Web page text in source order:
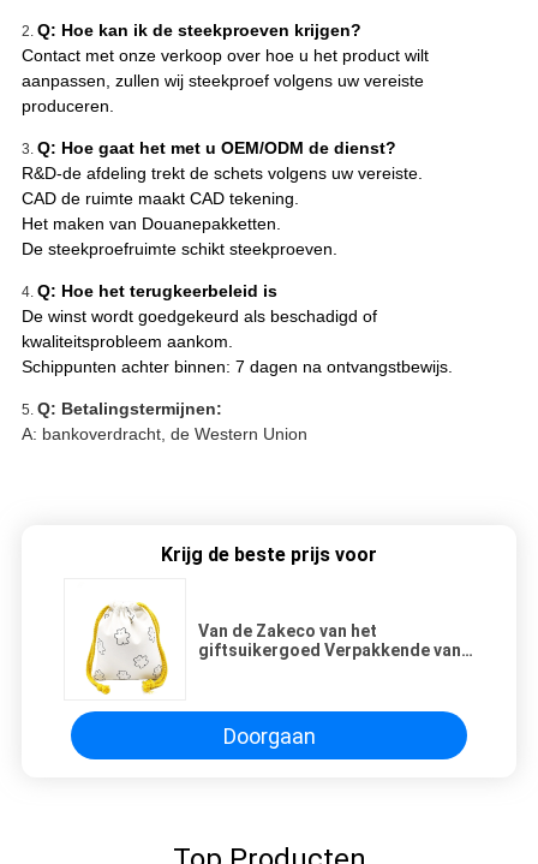
2. Q: Hoe kan ik de steekproeven krijgen?
Contact met onze verkoop over hoe u het product wilt
aanpassen, zullen wij steekproef volgens uw vereiste
produceren.
3. Q: Hoe gaat het met u OEM/ODM de dienst?
R&D-de afdeling trekt de schets volgens uw vereiste.
CAD de ruimte maakt CAD tekening.
Het maken van Douanepakketten.
De steekproefruimte schikt steekproeven.
4. Q: Hoe het terugkeerbeleid is
De winst wordt goedgekeurd als beschadigd of
kwaliteitsprobleem aankom.
Schippunten achter binnen: 7 dagen na ontvangstbewijs.
5. Q: Betalingstermijnen:
A: bankoverdracht, de Western Union
Krijg de beste prijs voor
Van de Zakeco van het
giftsuikergoed Verpakkende van
Bag Drawstring de Giftzakken van
Drawstring Zakstof
Doorgaan